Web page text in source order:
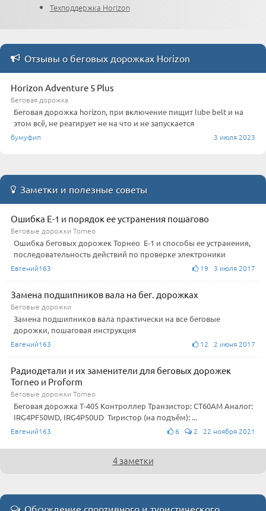
Техподдержка Horizon
Отзывы о беговых дорожках Horizon
Horizon Adventure 5 Plus
Беговая дорожка
Беговая дорожка horizon, при включение пищит lube belt и на
этом всё, не реагирует не на что и не запускается
бумуфип 3 июля 2023
Заметки и полезные советы
Ошибка Е-1 и порядок ее устранения пошагово
Беговые дорожки Torneo
Ошибка беговых дорожек Торнео Е-1 и способы ее устранения,
последовательность действий по проверке электроники
Евгений163 19 3 июля 2017
Замена подшипников вала на бег. дорожках
Беговые дорожки
Замена подшипников вала практически на все беговые
дорожки, пошаговая инструкция
Евгений163 12 2 июня 2017
Радиодетали и их заменители для беговых дорожек
Torneo и Proform
Беговые дорожки Torneo
Беговая дорожка Т-405 Контроллер Транзистор: CT60AM Аналог:
IRG4PF50WD, IRG4P50UD Тиристор (на подъём): ...
Евгений163 6 2 22 ноября 2021
4 заметки
Обсуждение спортивного и туристического